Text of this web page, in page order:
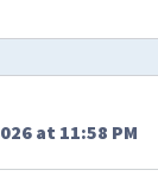
at 11:58 PM